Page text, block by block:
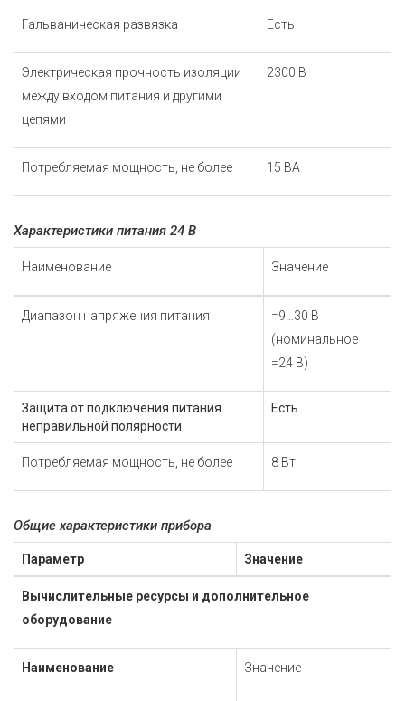
Гальваническая развязка Есть
Электрическая прочность изоляции
между входом питания и другими
цепями
2300 В
Потребляемая мощность, не более 15 ВА
Характеристики питания 24 В
Наименование Значение
Диапазон напряжения питания
=9…30 В
(номинальное
=24 В)
Защита от подключения питания
неправильной полярности
Есть
Потребляемая мощность, не более 8 Вт
Общие характеристики прибора
Параметр Значение
Вычислительные ресурсы и дополнительное
оборудование
Наименование Значение